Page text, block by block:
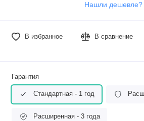
Нашли дешевле?
В избранное В сравнение
Гарантия
Стандартная - 1 год
Расширенная - 3 года